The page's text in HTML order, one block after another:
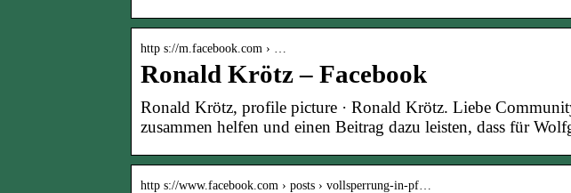
http s://m.facebook.com › …
Ronald Krötz – Facebook
Ronald Krötz, profile picture · Ronald Krötz. Liebe
zusammen helfen und einen Beitrag dazu leisten, dass für
http s://www.facebook.com › posts › vollsperrung-in-pf…